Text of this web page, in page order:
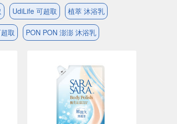
UdiLife 可超取 植萃 沐浴乳
取 PON PON 澎澎 沐浴乳